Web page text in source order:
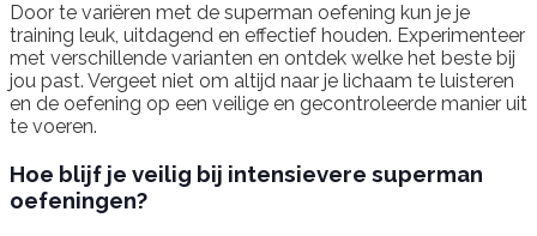
Door te variëren met de superman oefening kun je je
training leuk, uitdagend en effectief houden. Experimenteer
met verschillende varianten en ontdek welke het beste bij
jou past. Vergeet niet om altijd naar je lichaam te luisteren
en de oefening op een veilige en gecontroleerde manier uit
te voeren.
Hoe blijf je veilig bij intensievere superman
oefeningen?